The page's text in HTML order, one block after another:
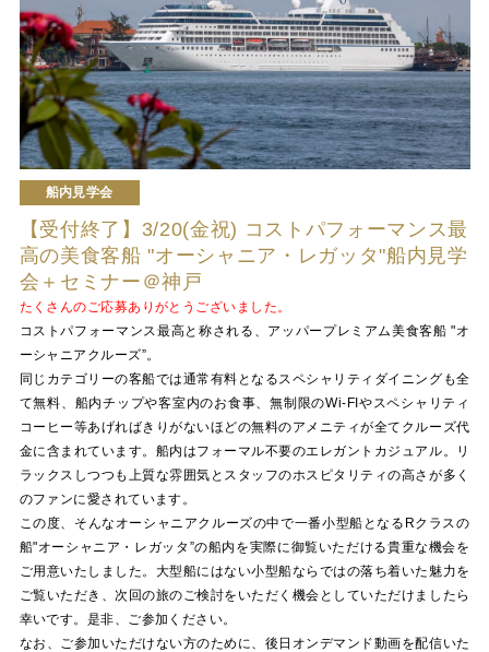
船内見学会
【受付終了】3/20(金祝) コストパフォーマンス最
高の美食客船 "オーシャニア・レガッタ"船内見学
会＋セミナー＠神戸
たくさんのご応募ありがとうございました。
コストパフォーマンス最高と称される、アッパープレミアム美食客船 "オ
ーシャニアクルーズ”。
同じカテゴリーの客船では通常有料となるスペシャリティダイニングも全
て無料、船内チップや客室内のお食事、無制限のWi-FIやスペシャリティ
コーヒー等あげればきりがないほどの無料のアメニティが全てクルーズ代
金に含まれています。船内はフォーマル不要のエレガントカジュアル。リ
ラックスしつつも上質な雰囲気とスタッフのホスピタリティの高さが多く
のファンに愛されています。
この度、そんなオーシャニアクルーズの中で一番小型船となるRクラスの
船"オーシャニア・レガッタ”の船内を実際に御覧いただける貴重な機会を
ご用意いたしました。大型船にはない小型船ならではの落ち着いた魅力を
ご覧いただき、次回の旅のご検討をいただく機会としていただけましたら
幸いです。是非、ご参加ください。
なお、ご参加いただけない方のために、後日オンデマンド動画を配信いた